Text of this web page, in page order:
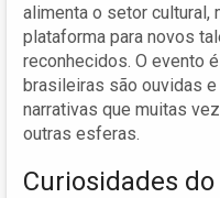
alimenta o setor cultural,
plataforma para novos
reconhecidos. O evento
brasileiras são ouvidas
narrativas que muitas
outras esferas.
Curiosidades